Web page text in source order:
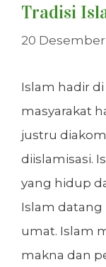
Tradisi
20 Desember
Islam hadir
masyarakat
justru
diislamisasi.
yang hidup
Islam
umat. Islam
makna dan